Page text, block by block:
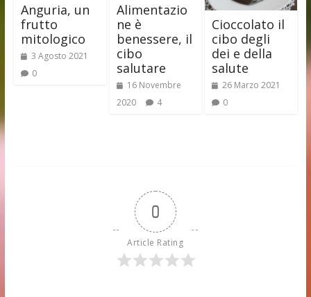
Anguria, un
frutto
mitologico
3 Agosto 2021
0
Alimentazio
ne è
benessere, il
cibo
salutare
16 Novembre
2020
4
Cioccolato il
cibo degli
dei e della
salute
26 Marzo 2021
0
0
Article Rating